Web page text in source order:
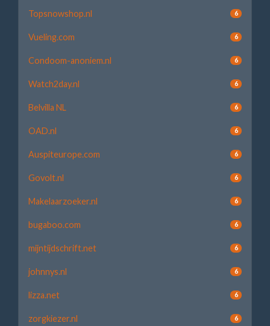
Topsnowshop.nl 6
Vueling.com 6
Condoom-anoniem.nl 6
Watch2day.nl 6
Belvilla NL 6
OAD.nl 6
Auspiteurope.com 6
Govolt.nl 6
Makelaarzoeker.nl 6
bugaboo.com 6
mijntijdschrift.net 6
johnnys.nl 6
lizza.net 6
zorgkiezer.nl 6